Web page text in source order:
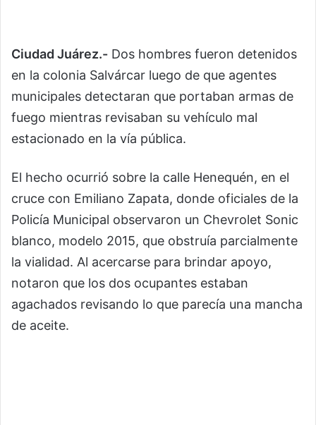
Ciudad Juárez.- Dos hombres fueron detenidos
en la colonia Salvárcar luego de que agentes
municipales detectaran que portaban armas de
fuego mientras revisaban su vehículo mal
estacionado en la vía pública.
El hecho ocurrió sobre la calle Henequén, en el
cruce con Emiliano Zapata, donde oficiales de la
Policía Municipal observaron un Chevrolet Sonic
blanco, modelo 2015, que obstruía parcialmente
la vialidad. Al acercarse para brindar apoyo,
notaron que los dos ocupantes estaban
agachados revisando lo que parecía una mancha
de aceite.